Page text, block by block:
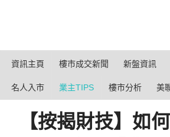
資訊主頁 樓市成交新聞 新盤資訊
名人入市 業主TIPS 樓市分析 美
【按揭財技】如